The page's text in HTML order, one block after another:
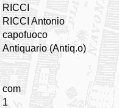
RICCI
RICCI Antonio
capofuoco
Antiquario (Antiq.o)
com
1